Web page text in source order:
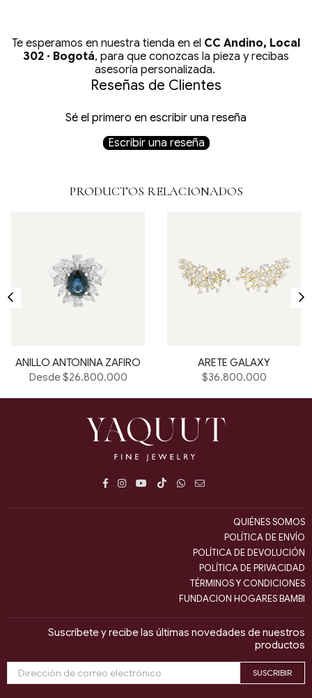
Te esperamos en nuestra tienda en el CC Andino, Local
302 · Bogotá, para que conozcas la pieza y recibas
asesoría personalizada.
Reseñas de Clientes
Sé el primero en escribir una reseña
Escribir una reseña
PRODUCTOS RELACIONADOS
ANILLO ANTONINA ZAFIRO
Desde $26.800.000
ARETE GALAXY
Precio
$36.800.000
Facebook
InstagramYouTube
TikTokWhatsapp
E-
QUIÉNES SOMOS
POLÍTICA DE ENVÍO
POLÍTICA DE DEVOLUCIÓN
POLÍTICA DE PRIVACIDAD
TÉRMINOS Y CONDICIONES
FUNDACION HOGARES BAMBI
Suscríbete y recibe las últimas novedades de nuestros
productos
SUSCRIBIR